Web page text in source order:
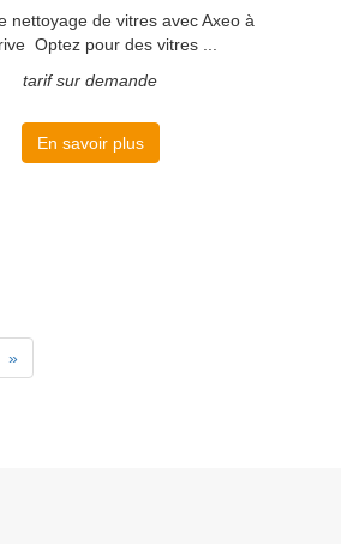
nettoyage de vitres avec Axeo à
Optez pour des vitres ...
tarif sur demande
En savoir plus
»